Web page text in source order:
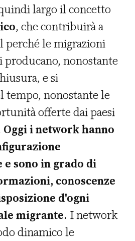
largo il concetto
, che contribuirà a
perché le migrazioni
producano, nonostante
e si
tempo, nonostante le
offerte dai paesi
Oggi i network hanno
sono in grado di
conoscenze
d'ogni
migrante. I network
dinamico le